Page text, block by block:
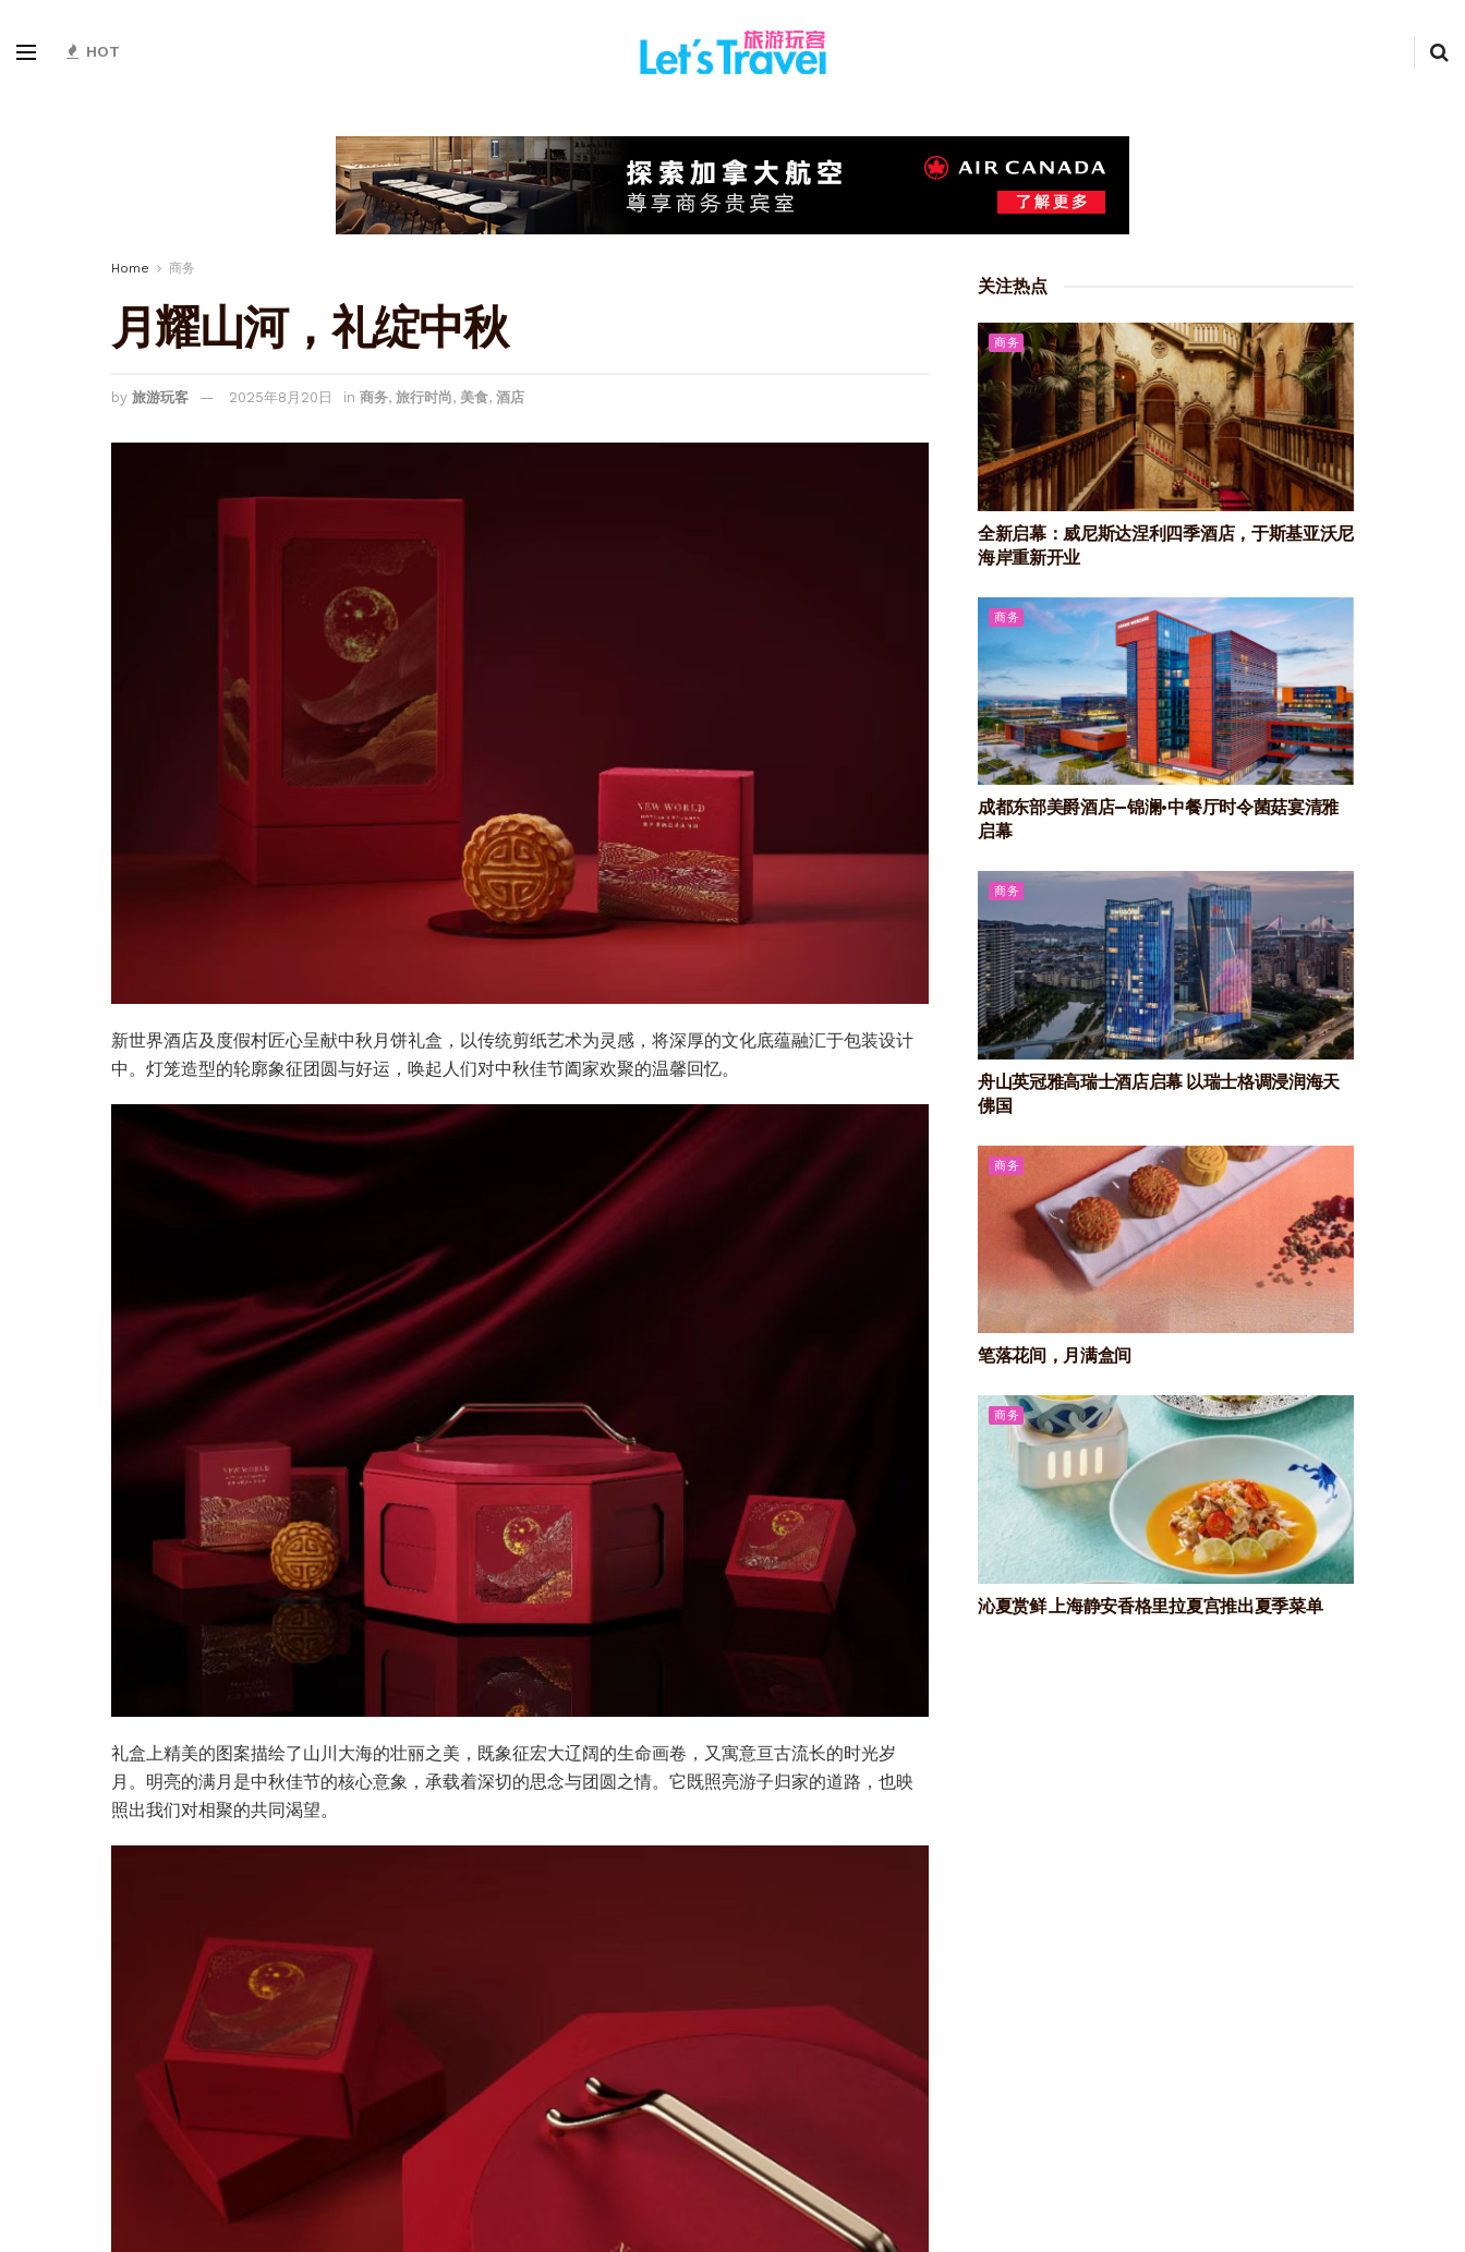
HOT
Home 商务
月耀山河，礼绽中秋
by 旅游玩客 2025年8月20日 in 商务, 旅行时尚, 美食, 酒店
新世界酒店及度假村匠心呈献中秋月饼礼盒，以传统剪纸艺术为灵感，将深厚的文化底蕴融汇于包装设计
中。灯笼造型的轮廓象征团圆与好运，唤起人们对中秋佳节阖家欢聚的温馨回忆。
礼盒上精美的图案描绘了山川大海的壮丽之美，既象征宏大辽阔的生命画卷，又寓意亘古流长的时光岁
月。明亮的满月是中秋佳节的核心意象，承载着深切的思念与团圆之情。它既照亮游子归家的道路，也映
照出我们对相聚的共同渴望。
关注热点
商务
全新启幕：威尼斯达涅利四季酒店，于斯基亚沃尼
海岸重新开业
商务
成都东部美爵酒店—锦澜·中餐厅时令菌菇宴清雅
启幕
商务
舟山英冠雅高瑞士酒店启幕 以瑞士格调浸润海天
佛国
商务
笔落花间，月满盒间
商务
沁夏赏鲜 上海静安香格里拉夏宫推出夏季菜单